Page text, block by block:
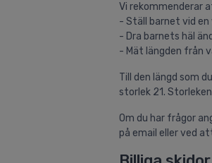
Vi rekommenderar
- Ställ barnet vid
- Dra barnets häl
- Mät längden från
Till den längd som
storlek 21.
Om du har frågor
på email eller ved